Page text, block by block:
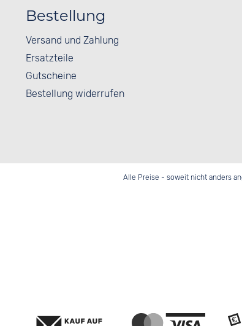
Bestellung
Versand und Zahlung
Ersatzteile
Gutscheine
Bestellung widerrufen
Alle Preise - soweit nicht anders